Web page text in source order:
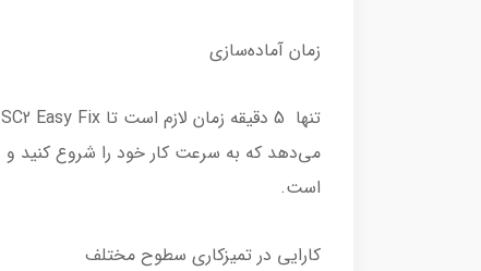
زمان آماده‌سازی
می‌دهد که به سرعت کار خود را شروع کنید و
است.
کارایی در تمیزکاری سطوح مختلف